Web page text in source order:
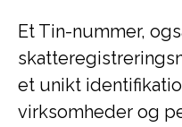
Et Tin-nummer,
et unikt
virksomheder og